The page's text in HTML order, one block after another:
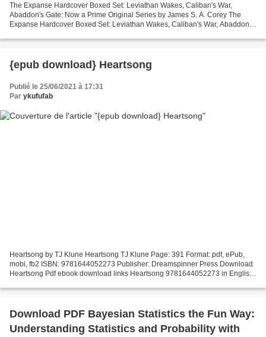
The Expanse Hardcover Boxed Set: Leviathan Wakes, Caliban's War,
Abaddon's Gate: Now a Prime Original Series by James S. A. Corey The
Expanse Hardcover Boxed Set: Leviathan Wakes, Caliban's War, Abaddon's
{epub download} Heartsong
Publié le 25/06/2021 à 17:31
Par ykufufab
Heartsong by TJ Klune Heartsong TJ Klune Page: 391 Format: pdf, ePub,
mobi, fb2 ISBN: 9781644052273 Publisher: Dreamspinner Press Download
Heartsong Pdf ebook download links Heartsong 9781644052273 in English
Download PDF Bayesian Statistics the Fun Way:
Understanding Statistics and Probability with